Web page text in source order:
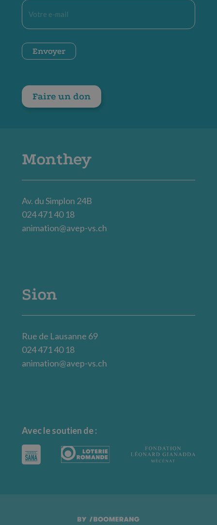
E-
mail
CAPTCHA
Envoyer
Faire un don
Monthey
Av. du Simplon 24B
024 471 40 18
animation@avep-vs.ch
Sion
Rue de Lausanne 69
024 471 40 18
animation@avep-vs.ch
Avec le soutien de :